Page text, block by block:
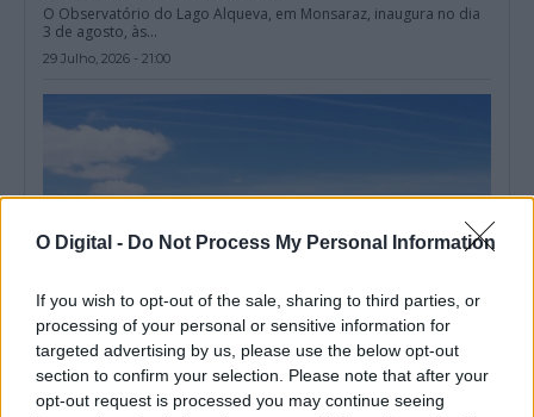
O Digital - Do Not Process My Personal Information
If you wish to opt-out of the sale, sharing to third parties, or
processing of your personal or sensitive information for
targeted advertising by us, please use the below opt-out
section to confirm your selection. Please note that after your
opt-out request is processed you may continue seeing
O Observatório do Lago Alqueva, em Monsaraz, inaugura no dia
3 de agosto, às...
29 Julho, 2026 - 21:00
EDIA reforça dotações de rega no Alqueva devido ao ano seco